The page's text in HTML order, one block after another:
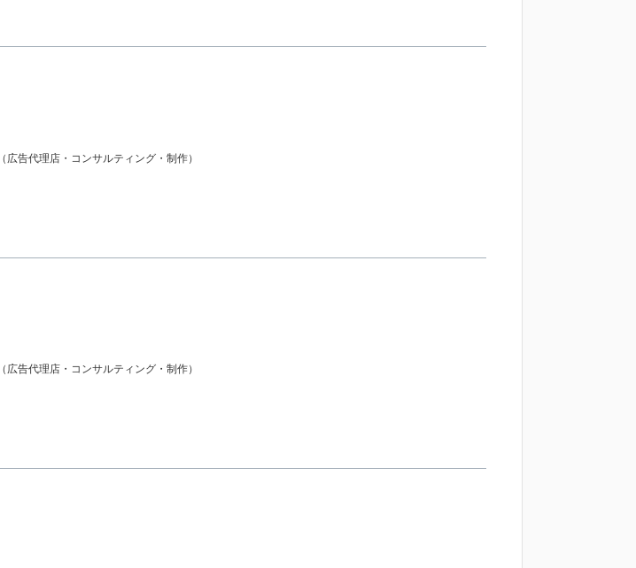
広告代理店・コンサルティング・制作）
広告代理店・コンサルティング・制作）